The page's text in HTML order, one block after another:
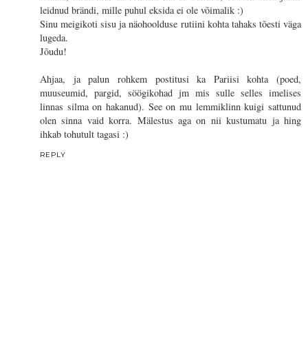
leidnud brändi, mille puhul eksida ei ole võimalik :)
Sinu meigikoti sisu ja näohoolduse rutiini kohta tahaks tõesti väga
lugeda.
Jõudu!
Ahjaa, ja palun rohkem postitusi ka Pariisi kohta (poed,
muuseumid, pargid, söögikohad jm mis sulle selles imelises
linnas silma on hakanud). See on mu lemmiklinn kuigi sattunud
olen sinna vaid korra. Mälestus aga on nii kustumatu ja hing
ihkab tohutult tagasi :)
REPLY